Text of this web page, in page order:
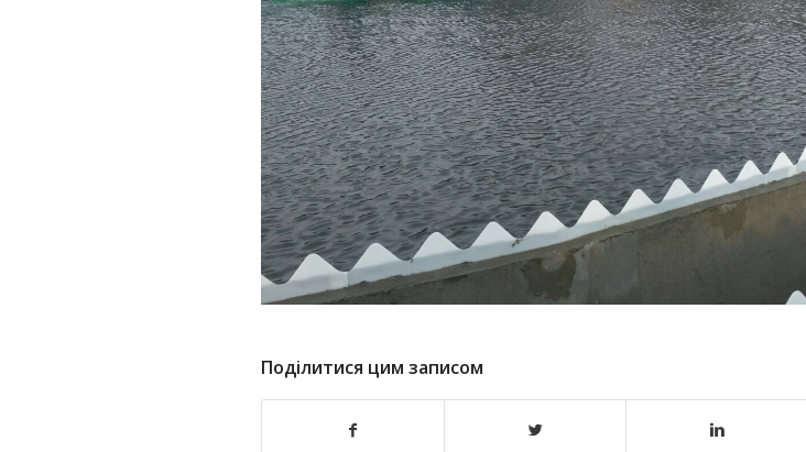
Поділитися цим записом